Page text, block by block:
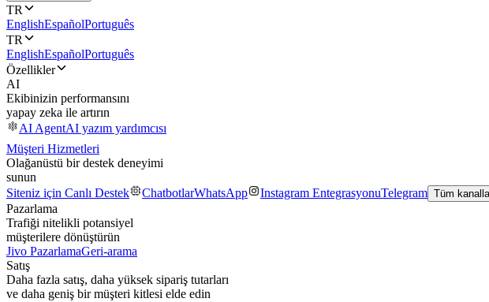
TR
EnglishEspañolPortuguês
TR
EnglishEspañolPortuguês
Özellikler
AI
Ekibinizin performansını
yapay zeka ile artırın
AI AgentAI yazım yardımcısı
Müşteri Hizmetleri
Olağanüstü bir destek deneyimi
sunun
Siteniz için Canlı Destek
ChatbotlarWhatsApp Instagram EntegrasyonuTelegram Tüm
Pazarlama
Trafiği nitelikli potansiyel
müşterilere dönüştürün
Jivo PazarlamaGeri-arama
Satış
Daha fazla satış, daha yüksek sipariş tutarları
ve daha geniş bir müşteri kitlesi elde edin